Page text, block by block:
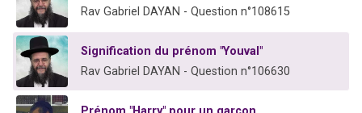
Rav Gabriel DAYAN - Question n°108615
Signification du prénom "Youval"
Rav Gabriel DAYAN - Question n°106630